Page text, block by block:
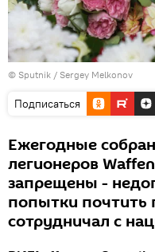
© Sputnik / Sergey Melkonov
Подписаться
Ежегодные
легионеров
запрещены -
попытки почтить
сотрудничал с